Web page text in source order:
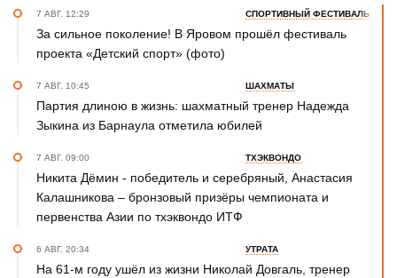
7 АВГ. 12:29 СПОРТИВНЫЙ ФЕСТИВАЛЬ
За сильное поколение! В Яровом прошёл фестиваль
проекта «Детский спорт» (фото)
7 АВГ. 10:45 ШАХМАТЫ
Партия длиною в жизнь: шахматный тренер Надежда
Зыкина из Барнаула отметила юбилей
7 АВГ. 09:00 ТХЭКВОНДО
Никита Дёмин - победитель и серебряный, Анастасия
Калашникова – бронзовый призёры чемпионата и
первенства Азии по тхэквондо ИТФ
6 АВГ. 20:34 УТРАТА
На 61-м году ушёл из жизни Николай Довгаль, тренер